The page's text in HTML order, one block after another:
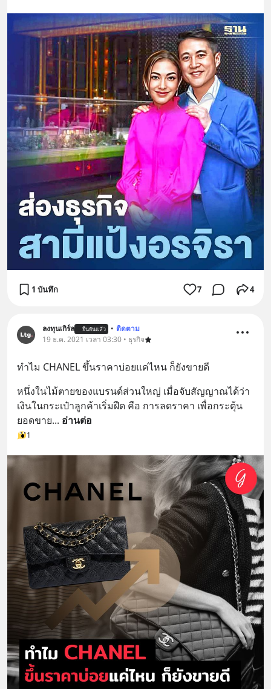
1 บันทึก 7 4
ลงทุนเกิร์ล ยืนยันแล้ว • ติดตาม
19 ธ.ค. 2021 เวลา 03:30 • ธุรกิจ
ทำไม CHANEL ขึ้นราคาบ่อยแค่ไหน ก็ยังขายดี
หนึ่งในไม้ตายของแบรนด์ส่วนใหญ่ เมื่อจับสัญญาณได้ว่า
เงินในกระเป๋าลูกค้าเริ่มฝืด คือ การลดราคา เพื่อกระตุ้น
ยอดขาย... อ่านต่อ
1